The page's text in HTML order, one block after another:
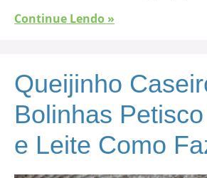
Continue Lendo »
Queijinho
Bolinhas
e Leite Como